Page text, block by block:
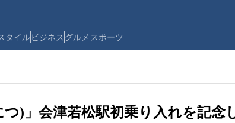
タイルビジネス グルメ スポーツ
)」会津若松駅初乗り入れを記念